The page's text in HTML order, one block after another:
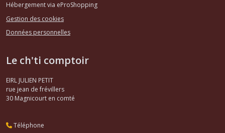
Hébergement via eProShopping
Gestion des cookies
Données personnelles
Le ch'ti comptoir
EIRL JULIEN PETIT
rue jean de frévillers
30 Magnicourt en comté
Téléphone